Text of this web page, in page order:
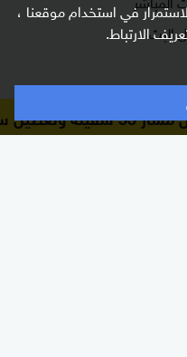
في استخدام موقعنا ،
الارتباط.البث
على إيران